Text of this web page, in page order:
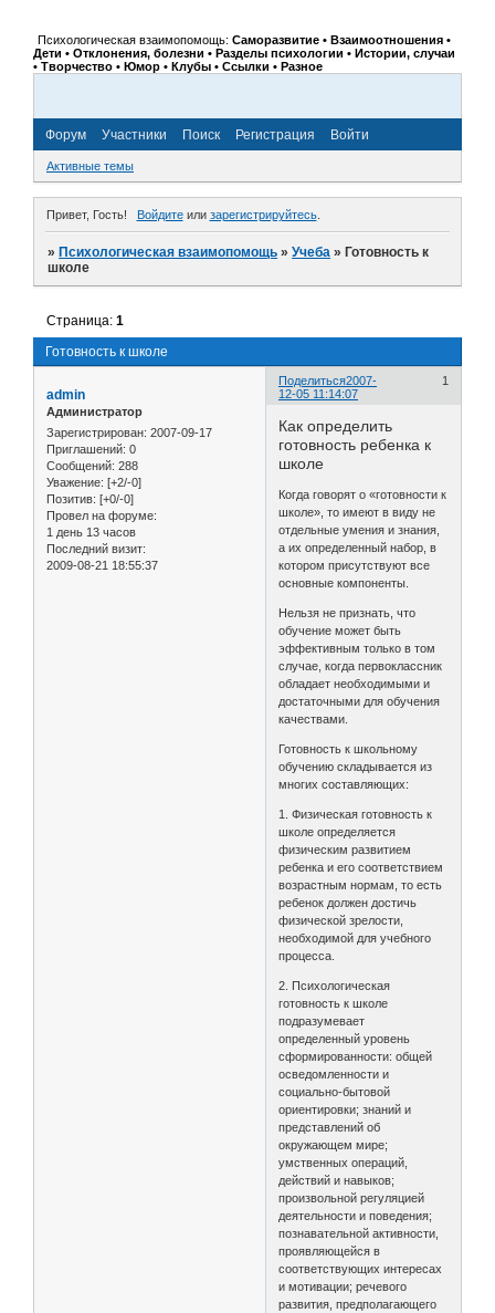
Психологическая взаимопомощь: Саморазвитие • Взаимоотношения •
Дети • Отклонения, болезни • Разделы психологии • Истории, случаи
• Творчество • Юмор • Клубы • Ссылки • Разное
Форум Участники Поиск Регистрация Войти
Активные темы
Привет, Гость! Войдитеили зарегистрируйтесь.
»Психологическая взаимопомощь »Учеба »Готовность к
школе
Готовность к школе
Страница:1
Поделиться 1
2007-
12-05 11:14:07
admin
Администратор
Зарегистрирован: 2007-09-17
Приглашений: 0
Сообщений: 288
Уважение: [+2/-0]
Позитив: [+0/-0]
Провел на форуме:
1 день 13 часов
Последний визит:
2009-08-21 18:55:37
Как определить
готовность ребенка к
школе
Когда говорят о «готовности к
школе», то имеют в виду не
отдельные умения и знания,
а их определенный набор, в
котором присутствуют все
основные компоненты.
Нельзя не признать, что
обучение может быть
эффективным только в том
случае, когда первоклассник
обладает необходимыми и
достаточными для обучения
качествами.
Готовность к школьному
обучению складывается из
многих составляющих:
1. Физическая готовность к
школе определяется
физическим развитием
ребенка и его соответствием
возрастным нормам, то есть
ребенок должен достичь
физической зрелости,
необходимой для учебного
процесса.
2. Психологическая
готовность к школе
подразумевает
определенный уровень
сформированности: общей
осведомленности и
социально-бытовой
ориентировки; знаний и
представлений об
окружающем мире;
умственных операций,
действий и навыков;
произвольной регуляцией
деятельности и поведения;
познавательной активности,
проявляющейся в
соответствующих интересах
и мотивации; речевого
развития, предполагающего